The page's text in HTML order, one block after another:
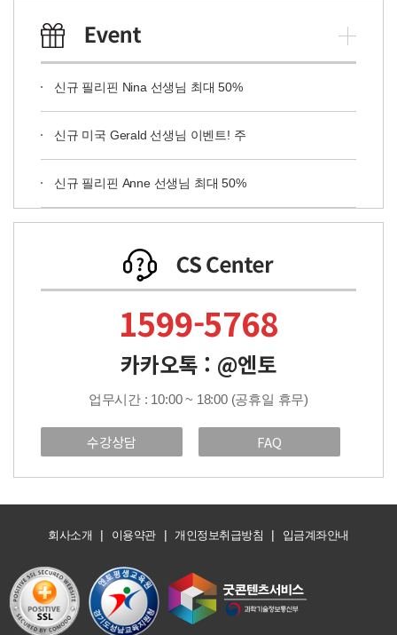
신규 필리핀 Nina 선생님 최대 50%
신규 미국 Gerald 선생님 이벤트! 주
신규 필리핀 Anne 선생님 최대 50%
1599-5768
카카오톡 : @엔토
업무시간 : 10:00 ~ 18:00 (공휴일 휴무)
수강상담 FAQ
회사소개 | 이용약관 | 개인정보취급방침 | 입금계좌안내